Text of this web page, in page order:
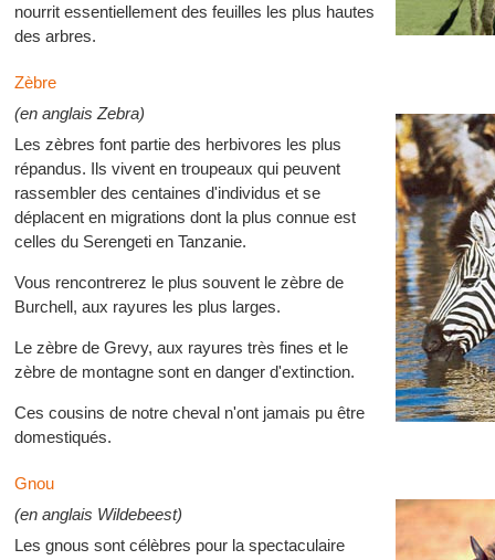
nourrit essentiellement des feuilles les plus hautes
des arbres.
Zèbre
(en anglais Zebra)
Les zèbres font partie des herbivores les plus
répandus. Ils vivent en troupeaux qui peuvent
rassembler des centaines d'individus et se
déplacent en migrations dont la plus connue est
celles du Serengeti en Tanzanie.
Vous rencontrerez le plus souvent le zèbre de
Burchell, aux rayures les plus larges.
Le zèbre de Grevy, aux rayures très fines et le
zèbre de montagne sont en danger d'extinction.
Ces cousins de notre cheval n'ont jamais pu être
domestiqués.
Gnou
(en anglais Wildebeest)
Les gnous sont célèbres pour la spectaculaire